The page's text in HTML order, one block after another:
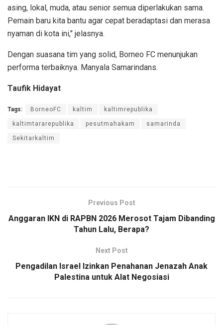
asing, lokal, muda, atau senior semua diperlakukan sama.
Pemain baru kita bantu agar cepat beradaptasi dan merasa
nyaman di kota ini," jelasnya.
Dengan suasana tim yang solid, Borneo FC menunjukan
performa terbaiknya. Manyala Samarindans.
Taufik Hidayat
Tags: BorneoFC kaltim kaltimrepublika
kaltimtararepublika pesutmahakam samarinda
Sekitarkaltim
Previous Post
Anggaran IKN di RAPBN 2026 Merosot Tajam Dibanding
Tahun Lalu, Berapa?
Next Post
Pengadilan Israel Izinkan Penahanan Jenazah Anak
Palestina untuk Alat Negosiasi